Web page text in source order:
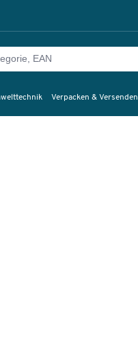
Verpacken & Versenden